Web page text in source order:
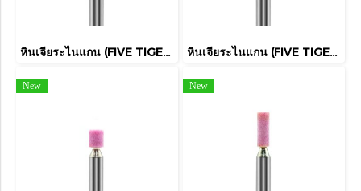
หินเจียระไนแกน (FIVE TIGER) หินเจียระไนแกน (FIVE TIGER)
New New